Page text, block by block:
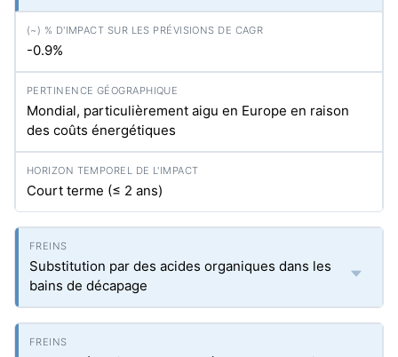
-0.9%
Mondial, particulièrement aigu en Europe en raison
des coûts énergétiques
Court terme (≤ 2 ans)
Substitution par des acides organiques dans les
bains de décapage